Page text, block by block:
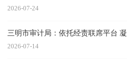
2026-07-24
三明市审计局：依托经责联席平台
2026-07-14